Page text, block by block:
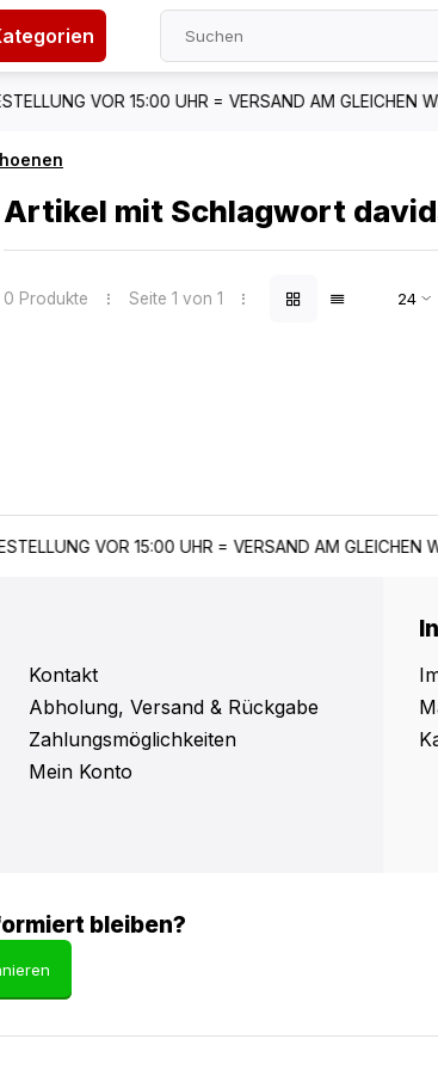
AM GLEICHEN WERKTAG* EINZIGARTIGES
Artikel mit Schlagwort
0 Produkte Seite 1 von 1
AM GLEICHEN WERKTAG* EINZIGARTIGES
Kontakt
Abholung, Versand & Rückgabe
Zahlungsmöglichkeiten
Mein Konto
bleiben?